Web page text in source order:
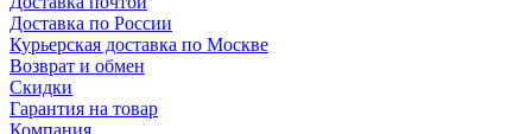
Доставка по России
Курьерская доставка по Москве
Возврат и обмен
Скидки
Гарантия на товар
Компания